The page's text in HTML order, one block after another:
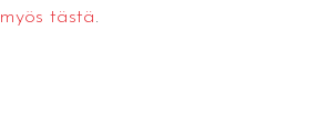
myös tästä.